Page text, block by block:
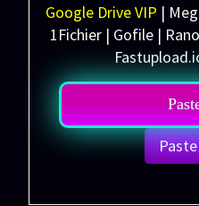
Google Drive VIP |
1Fichier | Gofile |